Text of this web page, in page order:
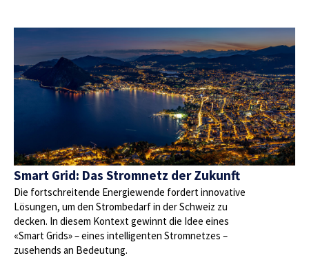
Smart Grid: Das Stromnetz der Zukunft
Die fortschreitende Energiewende fordert innovative
Lösungen, um den Strombedarf in der Schweiz zu
decken. In diesem Kontext gewinnt die Idee eines
«Smart Grids» – eines intelligenten Stromnetzes –
zusehends an Bedeutung.